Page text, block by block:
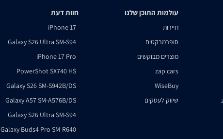
עולמות התוכן שלנו
תיירות
סופרמרקטים
מוצרים מבוקשים
zap cars
WiseBuy
שיווק לעסקים
חוות דעת
iPhone 17
Galaxy S26 Ultra SM-S94
iPhone 17 Pro
PowerShot SX740 HS
Galaxy S26 SM-S942B/DS
Galaxy A57 SM-A576B/DS
Galaxy S26 Ultra SM-S94
Galaxy Buds4 Pro SM-R640